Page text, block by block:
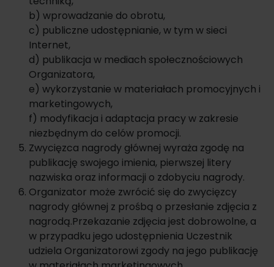
b) wprowadzanie do obrotu,
c) publiczne udostępnianie, w tym w sieci
Internet,
d) publikacja w mediach społecznościowych
Organizatora,
e) wykorzystanie w materiałach promocyjnych i
marketingowych,
f) modyfikacja i adaptacja pracy w zakresie
niezbędnym do celów promocji.
Zwycięzca nagrody głównej wyraża zgodę na
publikację swojego imienia, pierwszej litery
nazwiska oraz informacji o zdobyciu nagrody.
Organizator może zwrócić się do zwycięzcy
nagrody głównej z prośbą o przesłanie zdjęcia z
nagrodą.Przekazanie zdjęcia jest dobrowolne, a
w przypadku jego udostępnienia Uczestnik
udziela Organizatorowi zgody na jego publikację